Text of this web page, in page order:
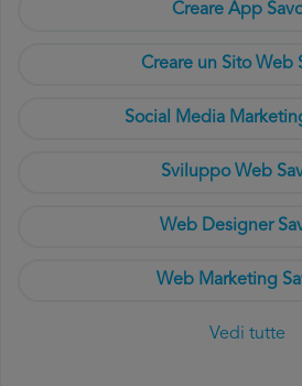
Creare App
Creare un Sito Web
Social Media
Sviluppo Web
Web Designer
Web Marketing
Vedi tutte